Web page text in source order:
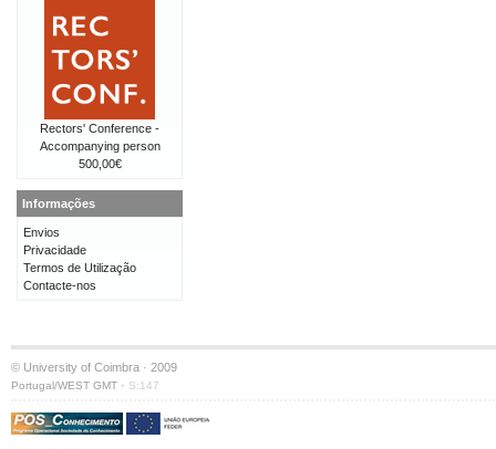
Rectors' Conference -
Accompanying person
500,00€
Informações
Envios
Privacidade
Termos de Utilização
Contacte-nos
© University of Coimbra · 2009
Portugal/WEST GMT · S:147